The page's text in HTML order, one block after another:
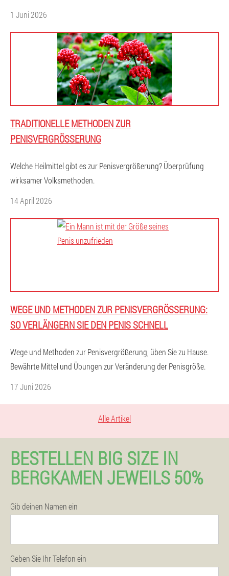
1 Juni 2026
TRADITIONELLE METHODEN ZUR
PENISVERGRÖSSERUNG
Welche Heilmittel gibt es zur Penisvergrößerung? Überprüfung
wirksamer Volksmethoden.
14 April 2026
WEGE UND METHODEN ZUR PENISVERGRÖSSERUNG: S
O VERLÄNGERN SIE DEN PENIS SCHNELL
Wege und Methoden zur Penisvergrößerung, üben Sie zu Hause.
Bewährte Mittel und Übungen zur Veränderung der Penisgröße.
17 Juni 2026
Alle Artikel
BESTELLEN BIG SIZE IN
BERGKAMEN JEWEILS 50%
Gib deinen Namen ein
Geben Sie Ihr Telefon ein